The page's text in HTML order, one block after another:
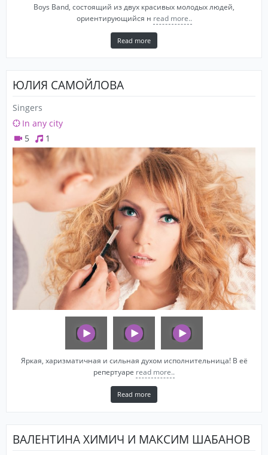
Boys Band, состоящий из двух красивых молодых людей,
ориентирующийся н read more..
Read more
ЮЛИЯ САМОЙЛОВА
Singers
In any city
5
1
Яркая, харизматичная и сильная духом исполнительница! В её
репертуаре read more..
Read more
ВАЛЕНТИНА ХИМИЧ И МАКСИМ ШАБАНОВ